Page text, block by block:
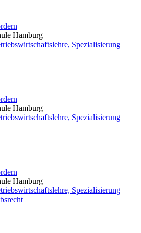
Hamburg
Spezialisierung
Hamburg
Spezialisierung
Hamburg
Spezialisierung